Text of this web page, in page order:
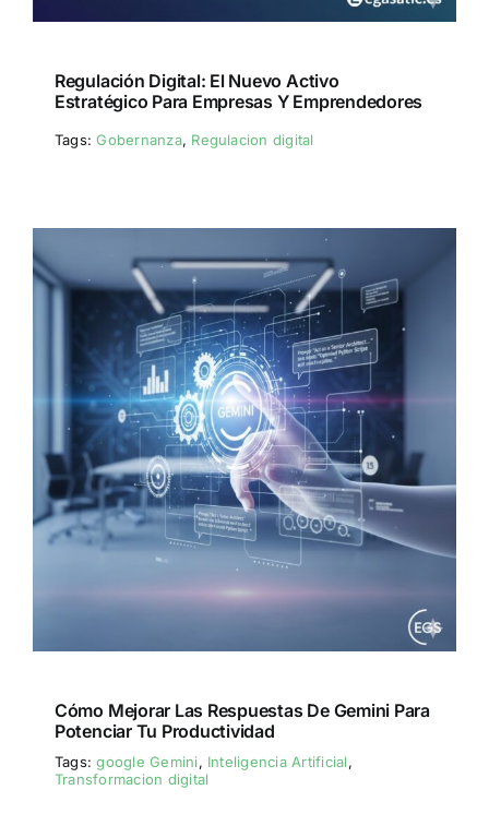
Regulación Digital: El Nuevo Activo
Estratégico Para Empresas Y Emprendedores
Tags:Gobernanza, Regulacion digital
Cómo Mejorar Las Respuestas De Gemini Para
Potenciar Tu Productividad
Tags:google Gemini, Inteligencia Artificial,
Transformacion digital